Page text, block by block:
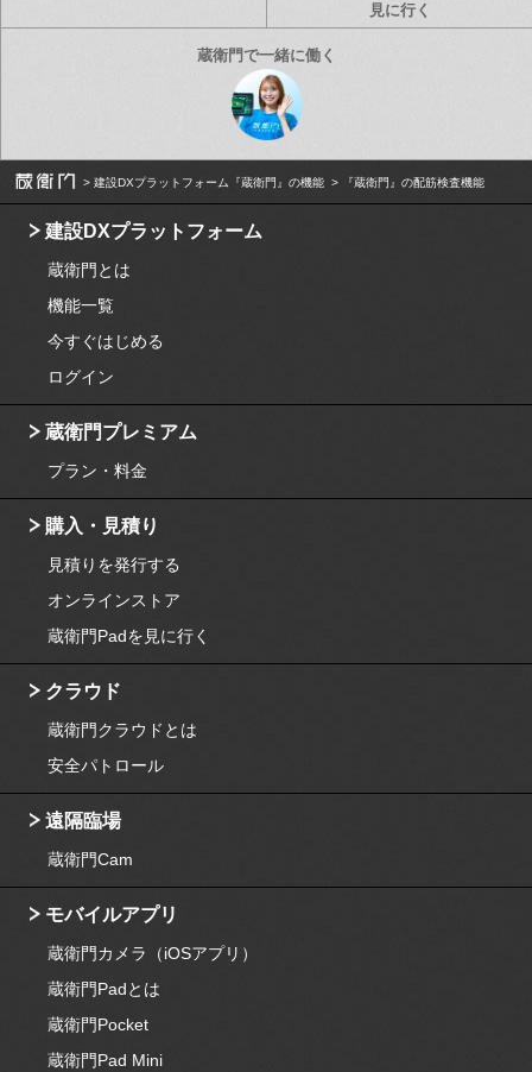
見に行く
建設DXプラットフォーム『蔵衛門』の機能 『蔵衛門』の配筋検査機能
建設DXプラットフォーム
蔵衛門とは
機能一覧
今すぐはじめる
ログイン
蔵衛門プレミアム
プラン・料金
購入・見積り
見積りを発行する
オンラインストア
蔵衛門Padを見に行く
クラウド
蔵衛門クラウドとは
安全パトロール
遠隔臨場
蔵衛門Cam
モバイルアプリ
蔵衛門カメラ（iOSアプリ）
蔵衛門Padとは
蔵衛門Pocket
蔵衛門Pad Mini